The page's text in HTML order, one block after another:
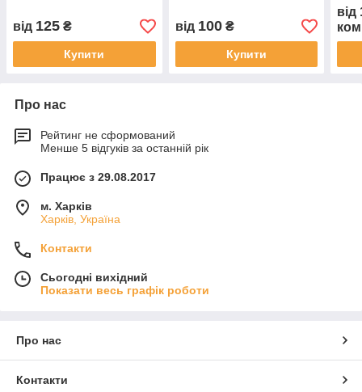
від 125 ₴
Купити
від 100₴
Купити
від
Про нас
Рейтинг не сформований
Менше 5 відгуків за останній рік
Працює з 29.08.2017
м. Харків
Харків, Україна
Контакти
Сьогодні вихідний
Показати весь графік роботи
Про нас
Контакти